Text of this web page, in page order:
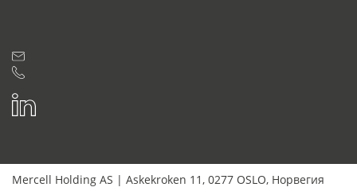
Mercell Holding AS | Askekroken 11 , 0277 OSLO, Норвегия